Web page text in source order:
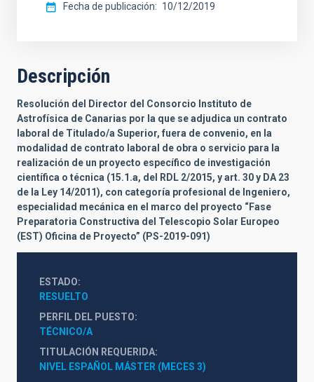
Fecha de publicación 10/12/2019
Descripción
Resolución del Director del Consorcio Instituto de
Astrofísica de Canarias por la que se adjudica un contrato
laboral de Titulado/a Superior, fuera de convenio, en la
modalidad de contrato laboral de obra o servicio para la
realización de un proyecto específico de investigación
científica o técnica (15.1.a, del RDL 2/2015, y art. 30 y DA 23
de la Ley 14/2011), con categoría profesional de Ingeniero,
especialidad mecánica en el marco del proyecto “Fase
Preparatoria Constructiva del Telescopio Solar Europeo
(EST) Oficina de Proyecto” (PS-2019-091)
ESTADO
RESUELTO
PERFIL DEL PUESTO
TÉCNICO/A
TITULACIÓN REQUERIDA
NIVEL ESPAÑOL MÁSTER (MECES 3)